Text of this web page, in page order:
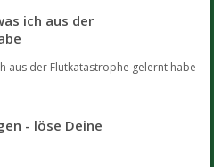
ich aus der
- löse Deine